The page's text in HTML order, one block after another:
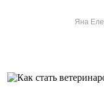
Яна